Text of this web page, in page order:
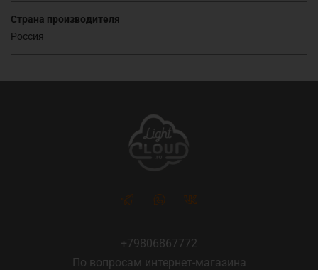
Страна производителя
Россия
+79806867772
По вопросам интернет-магазина